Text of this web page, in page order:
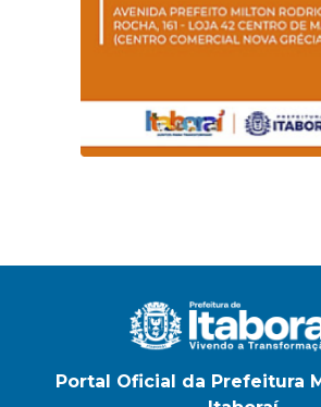
Portal Oficial da Prefeitura